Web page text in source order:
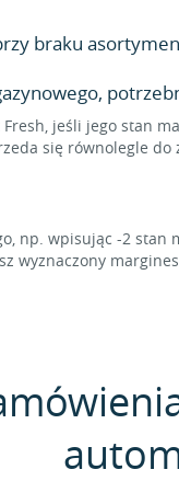
braku
jeśli jego stan
się równolegle do
np. wpisując -2
wyznaczony